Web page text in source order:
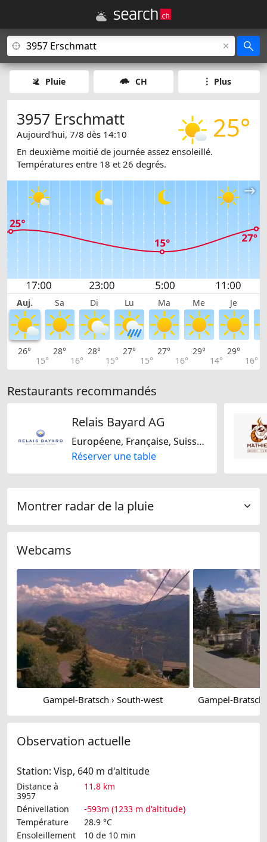
Pluie CH Plus
25°
3957 Erschmatt
Aujourd'hui, 7/8 dès 14:10
En deuxième moitié de journée assez ensoleillé.
Températures entre 18 et 26 degrés.
Auj. Sa Di Lu Ma Me Je
26°
15°
28°
16°
28°
15°
27°
15°
27°
16°
29°
14°
29°
16°
Restaurants recommandés
Relais Bayard AG
Européene, Française, Suisse, Italienne
Réserver une table
Montrer radar de la pluie
Webcams
Gampel-Bratsch › South-west
Observation actuelle
Station: Visp, 640 m d'altitude
Distance à
3957
11.8 km
Dénivellation
-593m (1233 m d'altitude)
Température
28.9 °C
Ensoleillement
10 de 10 min